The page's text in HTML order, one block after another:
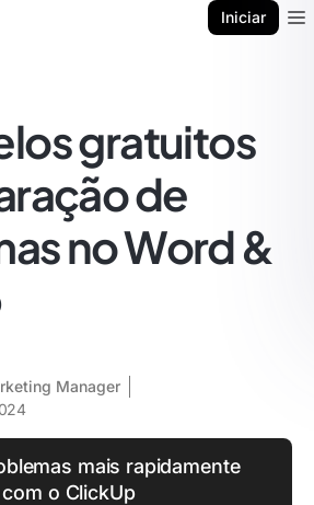
Iniciar
gratuitos
de
no Word &
Manager
mais rapidamente
com o ClickUp